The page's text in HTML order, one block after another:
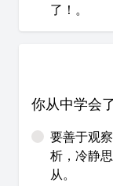
了！。
你从中学会
要善于观
析，冷静
从。